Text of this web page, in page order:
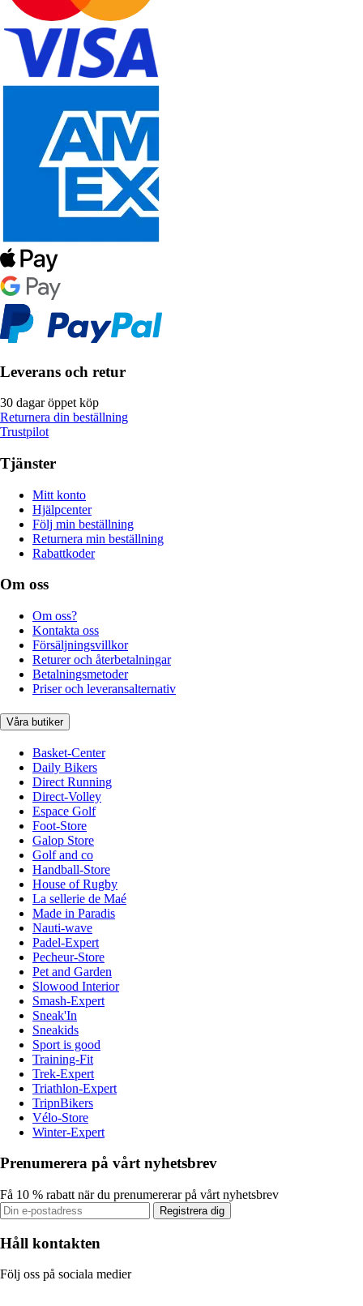
Leverans och retur
30 dagar öppet köp
Returnera din beställning
Trustpilot
Tjänster
Mitt konto
Hjälpcenter
Följ min beställning
Returnera min beställning
Rabattkoder
Om oss
Om oss?
Kontakta oss
Försäljningsvillkor
Returer och återbetalningar
Betalningsmetoder
Priser och leveransalternativ
Våra butiker
Basket-Center
Daily Bikers
Direct Running
Direct-Volley
Espace Golf
Foot-Store
Galop Store
Golf and co
Handball-Store
House of Rugby
La sellerie de Maé
Made in Paradis
Nauti-wave
Padel-Expert
Pecheur-Store
Pet and Garden
Slowood Interior
Smash-Expert
Sneak'In
Sneakids
Sport is good
Training-Fit
Trek-Expert
Triathlon-Expert
TripnBikers
Vélo-Store
Winter-Expert
Prenumerera på vårt nyhetsbrev
Få 10 % rabatt när du prenumererar på vårt nyhetsbrev
Registrera dig
Håll kontakten
Följ oss på sociala medier